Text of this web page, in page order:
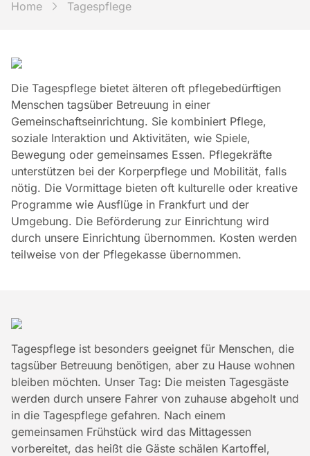
Pfad-Navigation
Home Tagespflege
Die Tagespflege bietet älteren oft pflegebedürftigen
Menschen tagsüber Betreuung in einer
Gemeinschaftseinrichtung. Sie kombiniert Pflege,
soziale Interaktion und Aktivitäten, wie Spiele,
Bewegung oder gemeinsames Essen. Pflegekräfte
unterstützen bei der Korperpflege und Mobilität, falls
nötig. Die Vormittage bieten oft kulturelle oder kreative
Programme wie Ausflüge in Frankfurt und der
Umgebung. Die Beförderung zur Einrichtung wird
durch unsere Einrichtung übernommen. Kosten werden
teilweise von der Pflegekasse übernommen.
Tagespflege ist besonders geeignet für Menschen, die
tagsüber Betreuung benötigen, aber zu Hause wohnen
bleiben möchten. Unser Tag: Die meisten Tagesgäste
werden durch unsere Fahrer von zuhause abgeholt und
in die Tagespflege gefahren. Nach einem
gemeinsamen Frühstück wird das Mittagessen
vorbereitet, das heißt die Gäste schälen Kartoffel,